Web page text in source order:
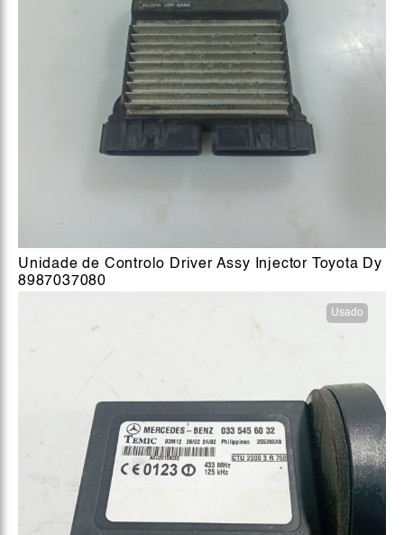
Unidade de Controlo Driver Assy Injector Toyota Dy
8987037080
Usado